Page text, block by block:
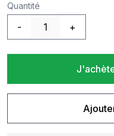
Quantité
- +